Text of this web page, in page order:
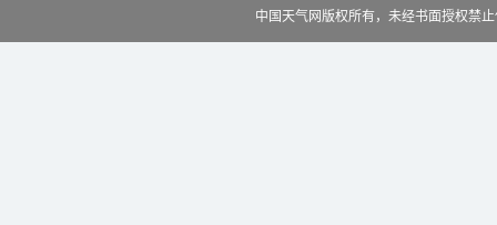
中国天气网版权所有，未经书面授权